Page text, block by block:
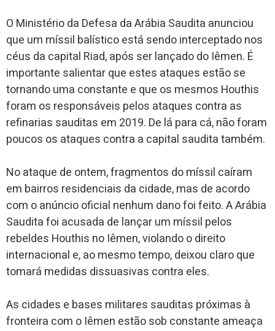
O Ministério da Defesa da Arábia Saudita anunciou
que um míssil balístico está sendo interceptado nos
céus da capital Riad, após ser lançado do Iêmen. É
importante salientar que estes ataques estão se
tornando uma constante e que os mesmos Houthis
foram os responsáveis pelos ataques contra as
refinarias sauditas em 2019. De lá para cá, não foram
poucos os ataques contra a capital saudita também.
No ataque de ontem, fragmentos do míssil caíram
em bairros residenciais da cidade, mas de acordo
com o anúncio oficial nenhum dano foi feito. A Arábia
Saudita foi acusada de lançar um míssil pelos
rebeldes Houthis no Iêmen, violando o direito
internacional e, ao mesmo tempo, deixou claro que
tomará medidas dissuasivas contra eles.
As cidades e bases militares sauditas próximas à
fronteira com o Iêmen estão sob constante ameaça